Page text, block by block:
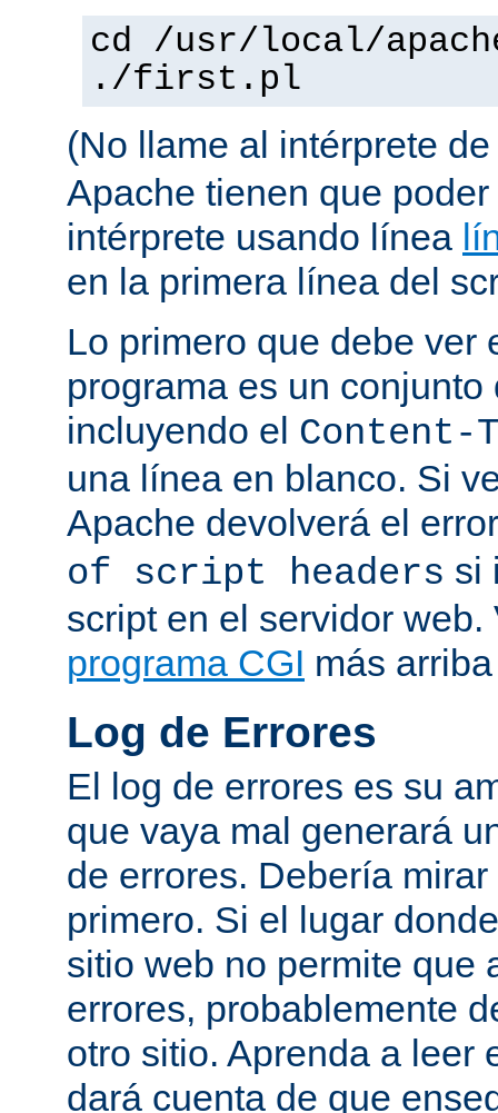
cd /usr/local/
./first.pl
(No llame al intérprete
Apache tienen que
intérprete usando línea
en la primera línea del
Lo primero que debe ver
programa es un
incluyendo el Content-
una línea en blanco. Si
Apache devolverá el
of script headers si
script en el servidor
programa CGI más
Log de Errores
El log de errores es su
que vaya mal generará
de errores. Debería
primero. Si el lugar
sitio web no permite que
errores, probablemente
otro sitio. Aprenda a leer
dará cuenta de que